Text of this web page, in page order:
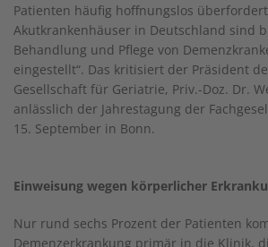
Patienten häufig hoffnungslos
Akutkrankenhäuser in Deutschland sind
Behandlung und Pflege von
eingestellt“. Das kritisiert der Präsident
Gesellschaft für Geriatrie, Priv.-Doz. Dr.
anlässlich der Jahrestagung der
15. September in Bonn.
Einweisung wegen körperlicher
Nur rund sechs Prozent der Patienten
Demenzerkrankung primär in die Klinik,